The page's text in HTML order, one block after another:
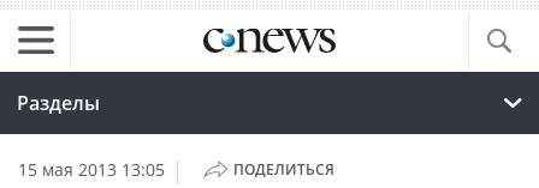
Разделы
15 мая 2013 13:05 | ПОДЕЛИТЬСЯ